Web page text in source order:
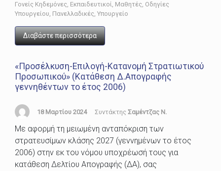
Γονείς Κηδεμόνες, Εκπαιδευτικοί, Μαθητές, Οδηγίες
Υπουργείου, Πανελλαδικές, Υπουργείο
Διαβάστε περισσότερα
«Προσέλκυση-Επιλογή-Κατανομή Στρατιωτικού
Προσωπικού» (Κατάθεση Δ.Απογραφής
γεννηθέντων το έτος 2006)
18 Μαρτίου 2024 Συντάκτης Σαμέντζας Ν.
Mε αφορμή τη μειωμένη ανταπόκριση των
στρατευσίμων κλάσης 2027 (γεννημένων το έτος
2006) στην εκ του νόμου υποχρέωσή τους για
κατάθεση Δελτίου Απογραφής (ΔΑ), σας